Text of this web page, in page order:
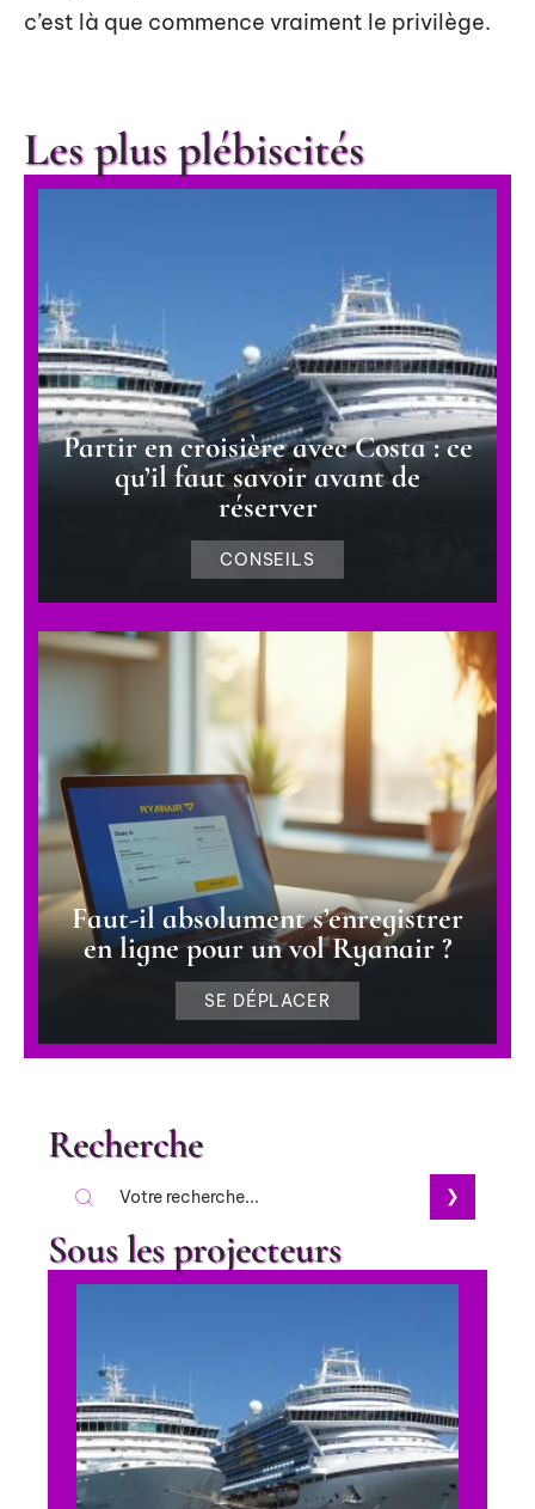
c’est là que commence vraiment le privilège.
Les plus plébiscités
Partir en croisière avec Costa : ce
qu’il faut savoir avant de
réserver
CONSEILS
Faut-il absolument s’enregistrer
en ligne pour un vol Ryanair ?
SE DÉPLACER
Recherche
Sous les projecteurs